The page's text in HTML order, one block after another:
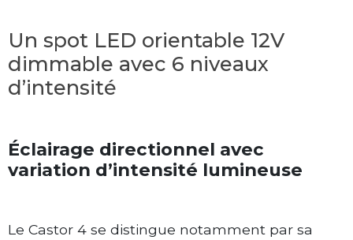
Un spot LED orientable 12V
dimmable avec 6 niveaux
d’intensité
Éclairage directionnel avec
variation d’intensité lumineuse
Le Castor 4 se distingue notamment par sa